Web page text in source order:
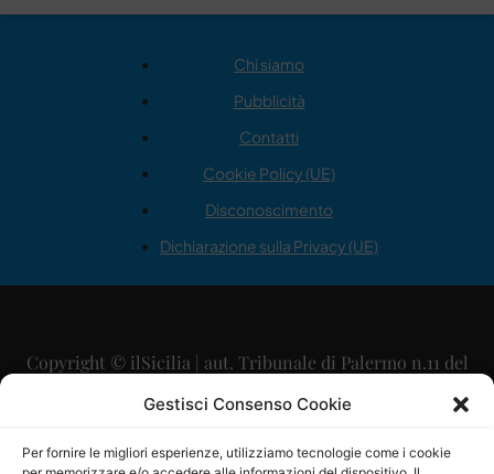
Gestisci Consenso Cookie
Per fornire le migliori esperienze, utilizziamo tecnologie come i cookie
Chi siamo
Pubblicità
Contatti
Cookie Policy (UE)
Disconoscimento
Dichiarazione sulla Privacy (UE)
Copyright © ilSicilia | aut. Tribunale di Palermo n.11 del
29/09/2015